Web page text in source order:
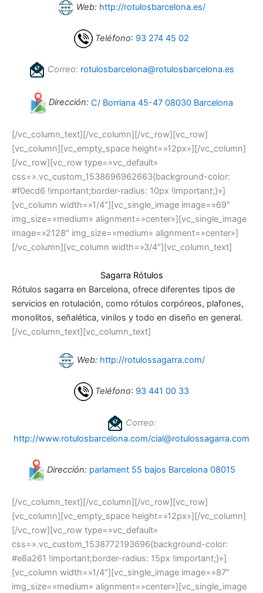
Web: http://rotulosbarcelona.es/
Teléfono: 93 274 45 02
Correo: rotulosbarcelona@rotulosbarcelona.es
Dirección: C/ Borriana 45-47 08030 Barcelona
[/vc_column_text][/vc_column][/vc_row][vc_row]
[vc_column][vc_empty_space height=»12px»][/vc_column]
[/vc_row][vc_row type=»vc_default»
css=».vc_custom_1538696962663{background-color:
#f0ecd6 !important;border-radius: 10px !important;}»]
[vc_column width=»1/4″][vc_single_image image=»69″
img_size=»medium» alignment=»center»][vc_single_image
image=»2128″ img_size=»medium» alignment=»center»]
[/vc_column][vc_column width=»3/4″][vc_column_text]
Sagarra Rótulos
Rótulos sagarra en Barcelona, ofrece diferentes tipos de
servicios en rotulación, como rótulos corpóreos, plafones,
monolitos, señalética, vinilos y todo en diseño en general.
[/vc_column_text][vc_column_text]
Web: http://rotulossagarra.com/
Teléfono: 93 441 00 33
Correo:
http://www.rotulosbarcelona.com/cial@rotulossagarra.com
Dirección: parlament 55 bajos Barcelona 08015
[/vc_column_text][/vc_column][/vc_row][vc_row]
[vc_column][vc_empty_space height=»12px»][/vc_column]
[/vc_row][vc_row type=»vc_default»
css=».vc_custom_1538772193696{background-color:
#e8a261 !important;border-radius: 15px !important;}»]
[vc_column width=»1/4″][vc_single_image image=»87″
img_size=»medium» alignment=»center»][vc_single_image